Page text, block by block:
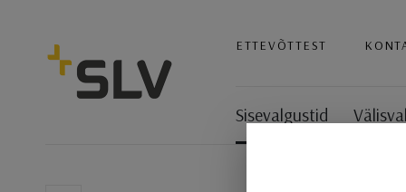
SLVETTEVÕTTEST
Sisevalgustid